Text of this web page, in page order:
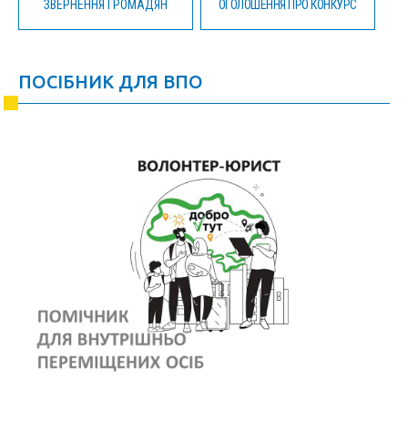
ЗВЕРНЕННЯ ГРОМАДЯН ОГОЛОШЕННЯ ПРО КОНКУРС
ПОСІБНИК ДЛЯ ВПО